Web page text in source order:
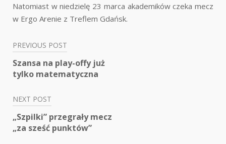
Natomiast w niedzielę 23 marca akademików czeka mecz
w Ergo Arenie z Treflem Gdańsk.
Nawigacja
wpisu
PREVIOUS POST
Szansa na play-offy już
tylko matematyczna
NEXT POST
„Szpilki” przegrały mecz
„za sześć punktów”